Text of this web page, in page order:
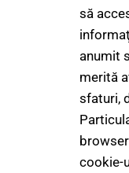
să
anumit
merită
sfaturi,
cookie-